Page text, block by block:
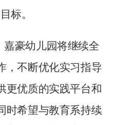
标。
豪幼儿园将继续全
，不断优化实习指导
更优质的实践平台和
时希望与教育系持续